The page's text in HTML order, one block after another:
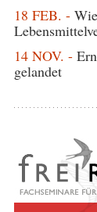
18 FEB. -
14 NOV. -
gelandet